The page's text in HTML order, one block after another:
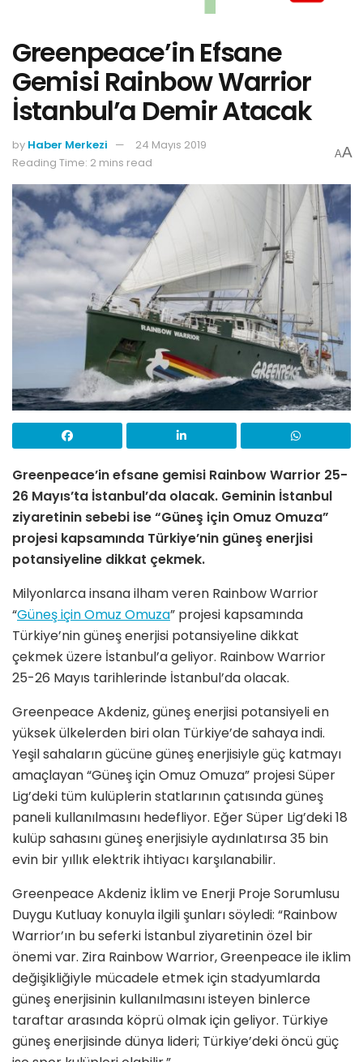
Greenpeace’in Efsane
Gemisi Rainbow Warrior
İstanbul’a Demir Atacak
by Haber Merkezi
24 Mayıs 2019
Reading Time: 2 mins read
AA
Greenpeace’in efsane gemisi Rainbow Warrior 25-
26 Mayıs’ta İstanbul’da olacak. Geminin İstanbul
ziyaretinin sebebi ise“Güneş için Omuz Omuza”
projesi kapsamında Türkiye’nin güneş enerjisi
potansiyeline dikkat çekmek.
Milyonlarca insana ilham veren Rainbow Warrior
“Güneş için Omuz Omuza” projesi kapsamında
Türkiye’nin güneş enerjisi potansiyeline dikkat
çekmek üzere İstanbul’a geliyor. Rainbow Warrior
25-26 Mayıs tarihlerinde İstanbul’da olacak.
Greenpeace Akdeniz, güneş enerjisi potansiyeli en
yüksek ülkelerden biri olan Türkiye’de sahaya indi.
Yeşil sahaların gücüne güneş enerjisiyle güç katmayı
amaçlayan “Güneş için Omuz Omuza” projesi Süper
Lig’deki tüm kulüplerin statlarının çatısında güneş
paneli kullanılmasını hedefliyor. Eğer Süper Lig’deki 18
kulüp sahasını güneş enerjisiyle aydınlatırsa 35 bin
evin bir yıllık elektrik ihtiyacı karşılanabilir.
Greenpeace Akdeniz İklim ve Enerji Proje Sorumlusu
Duygu Kutluay konuyla ilgili şunları söyledi: “Rainbow
Warrior’ın bu seferki İstanbul ziyaretinin özel bir
önemi var. Zira Rainbow Warrior, Greenpeace ile iklim
değişikliğiyle mücadele etmek için stadyumlarda
güneş enerjisinin kullanılmasını isteyen binlerce
taraftar arasında köprü olmak için geliyor. Türkiye
güneş enerjisinde dünya lideri; Türkiye’deki öncü güç